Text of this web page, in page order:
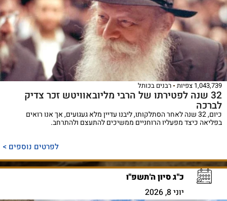
1,043,739 צפיות רבנים בכותל
32 שנה לפטירתו של הרבי מליובאוויטש זכר צדיק
לברכה
כיום, 32 שנה לאחר הסתלקותו, ליבנו עדיין מלא געגועים, אך אנו רואים
בפליאה כיצד מפעליו הרוחניים ממשיכים להתעצם ולהתרחב.
לפרטים נוספים >
כ"ג סיון ה'תשפ"ו
יוני 8, 2026